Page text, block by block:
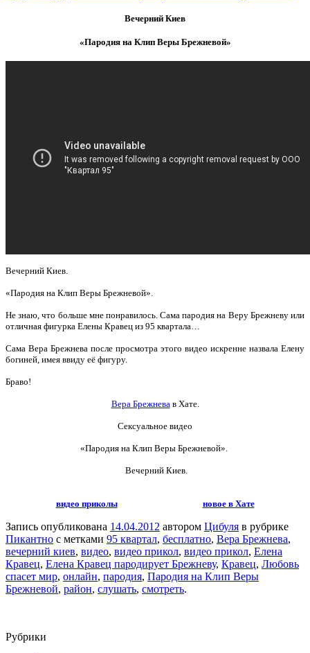
Вечерний Киев
«Пародия на Клип Веры Брежневой»
Вечерний Киев.
«Пародия на Клип Веры Брежневой».
Не знаю, что больше мне понравилось. Сама пародия на Веру Брежневу или
отличная фигурка Елены Кравец из 95 квартала…
Сама Вера Брежнева после просмотра этого видео искренне назвала Елену
богиней, имея ввиду её фигуру.
Браво!
Вера Брежнева в Хате.
Сексуальное видео
«Пародия на Клип Веры Брежневой».
Вечерний Киев.
видео приколы новое в Хате
Запись опубликована 14.04.2012 автором Цибуля в рубрике
Пикантно с метками 95 квартал, бесплатно, Вера Брежнева,
вечерний киев, видео, видео прикол, видео прикол, Елена
Кравец, Елена Кравец пародирует Брежневу, Кравец, Любовь
спасет мир, онлайн, пародия, Пародия на Клип Веры
Брежневой, район, слушать, смотреть.
Рубрики